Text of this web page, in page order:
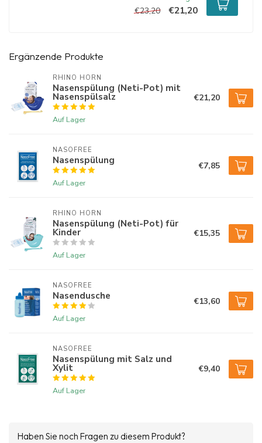
Nasenspülsalz verwenden.
DOS Medical Nasenspülsalz wurde in Zusammenarbeit mit HNO-
Ärzten entwickelt. Dieses Spülsalz sorgt für eine wirksame und
schonende Reinigung der empfindlichen, meist entzündeten
Nasenschleimhaut. DOS Medical Nasenspülsalz mit Xylitol
speziell für chronische Nasennebenhöhlenentzündungen
€23,20
€21,20
Ergänzende Produkte
RHINO HORN
Nasenspülung (Neti-Pot) mit
Nasenspülsalz
Auf Lager
€21,20
NASOFREE
Nasenspülung
Auf Lager
€7,85
RHINO HORN
Nasenspülung (Neti-Pot) für
Kinder
Auf Lager
€15,35
NASOFREE
Nasendusche
Auf Lager
€13,60
NASOFREE
Nasenspülung mit Salz und
Xylit
Auf Lager
€9,40
Haben Sie noch Fragen zu diesem Produkt?